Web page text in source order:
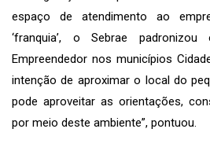
espaço de atendimento ao
‘franquia’, o Sebrae
Empreendedor nos municípios
intenção de aproximar o local do
pode aproveitar as orientações,
por meio deste ambiente”, pontuou.